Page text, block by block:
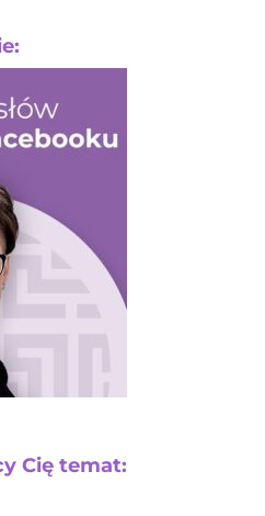
Cię temat: